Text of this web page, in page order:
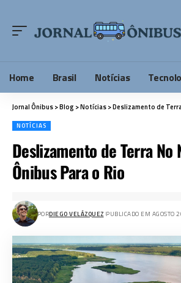
Home Brasil Notícias
Jornal Ônibus>Blog >Notícias>Deslizamento de Terra No
NOTÍCIAS
Deslizamento de Terra No
Ônibus Para o Rio
PORDIEGO VELÁZQUEZ PUBLICADO EM AGOSTO